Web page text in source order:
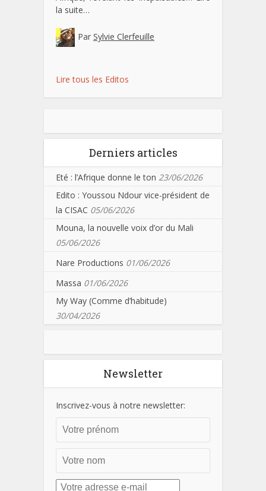
la suite…
Par Sylvie Clerfeuille
Lire tous les Editos
Derniers articles
Eté : l’Afrique donne le ton 23/06/2026
Edito : Youssou Ndour vice-président de
la CISAC 05/06/2026
Mouna, la nouvelle voix d’or du Mali
05/06/2026
Nare Productions 01/06/2026
Massa 01/06/2026
My Way (Comme d’habitude)
30/04/2026
Newsletter
Inscrivez-vous à notre newsletter: